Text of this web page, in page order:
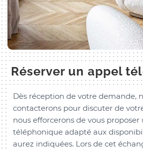
Réserver un appel
Dès réception de votre demande,
contacterons pour discuter de
nous efforcerons de vous proposer
téléphonique adapté aux
aurez indiquées. Lors de cet